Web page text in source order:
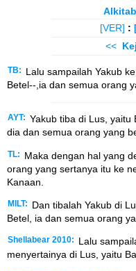
[VER] :
<<
TB:
Lalu sampailah Yakub
Betel--,ia dan semua orang
AYT: Yakub tiba di Lus, yaitu
dia dan semua orang yang
TL:
Maka dengan hal yang
orang yang sertanya itu ke
Kanaan.
MILT:
Dan tibalah Yakub di
Betel, ia dan semua orang
Shellabear 2010:
Lalu
menyertainya di Lus, yaitu